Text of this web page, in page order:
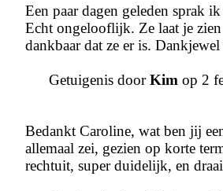
Een paar dagen geleden sprak
Echt ongelooflijk. Ze laat je
dankbaar dat ze er is.
Getuigenis doorKim op 2
Bedankt Caroline, wat ben jij
allemaal zei, gezien op korte
rechtuit, super duidelijk, en